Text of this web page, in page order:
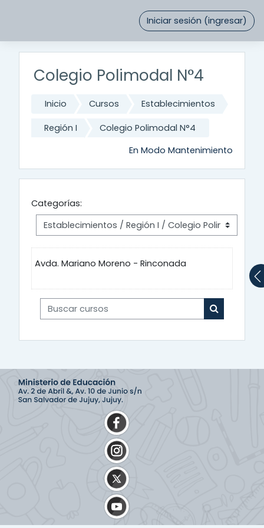
Iniciar sesión (ingresar)
Colegio Polimodal N°4
Inicio Cursos Establecimientos
Región I
Colegio Polimodal N°4
En Modo Mantenimiento
Categorías:
Avda. Mariano Moreno - Rinconada
Buscar cursos
Buscar